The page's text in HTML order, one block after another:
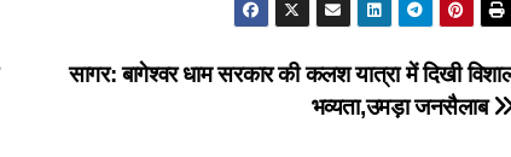
सागर: बागेश्वर धाम सरकार की कलश यात्रा में दिखी
भव्यता,उमड़ा जनसैलाब